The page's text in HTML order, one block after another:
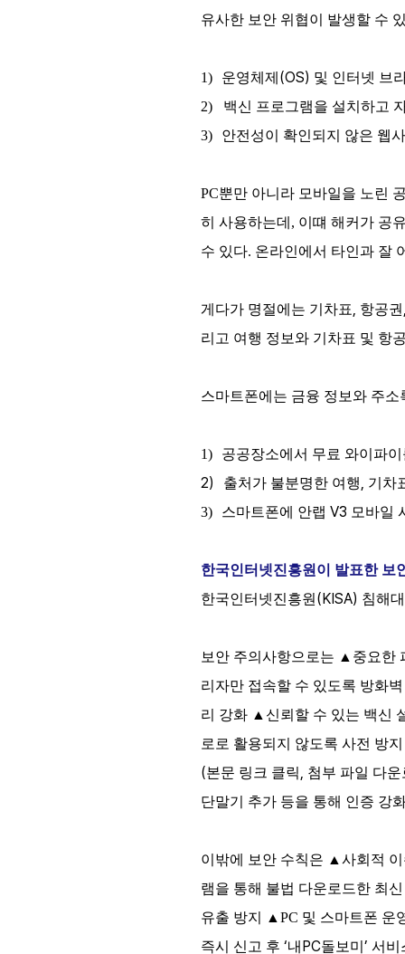
유사한 보안 위협이 발생할 수
1) 운영체제 (OS) 및 인터넷 브
2) 백신 프로그램을 설치하고
3)
안전성이 확인되지 않은 웹
PC뿐만 아니라 모바일을 노린
히 사용하는데, 이떄 해커가 공
수 있다. 온라인에서 타인과 잘
게다가 명절에는 기차표, 항공권
리고 여행 정보와 기차표 및 항
스마트폰에는 금융 정보와 주소
1) 공공장소에서 무료 와이파
2) 출처가 불분명한 여행, 기차
3)
스마트폰에 안랩 V3 모바일
한국인터넷진흥원이 발표한 보
한국인터넷진흥원 (KISA) 침해
보안 주의사항으로는 ▲ 중요한
리자만 접속할 수 있도록 방화벽
리 강화 ▲ 신뢰할 수 있는 백신
로로 활용되지 않도록 사전 방지
(본문 링크 클릭, 첨부 파일 다운
단말기
추가 등을 통해 인증 강
이밖에 보안 수칙은 ▲ 사회적
램을 통해 불법 다운로드한 최
유출 방지
▲ PC 및 스마트폰 운
즉시 신고 후 ‘내 PC돌보미 ’ 서비